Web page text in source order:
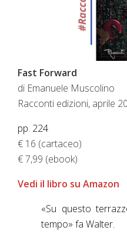
Fast Forward
di Emanuele Muscolino
Racconti edizioni, aprile
pp. 224
€ 16 (cartaceo)
€ 7,99 (ebook)
Vedi il libro su Amazon
«Su questo
tempo» fa Walter.